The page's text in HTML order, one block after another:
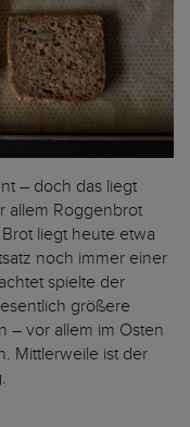
– doch das liegt
allem Roggenbrot
liegt heute etwa
noch immer einer
spielte der
größere
– vor allem im Osten
Mittlerweile ist der